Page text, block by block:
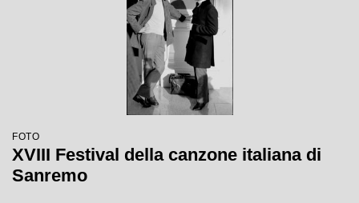
FOTO
XVIII Festival della canzone italiana di
Sanremo